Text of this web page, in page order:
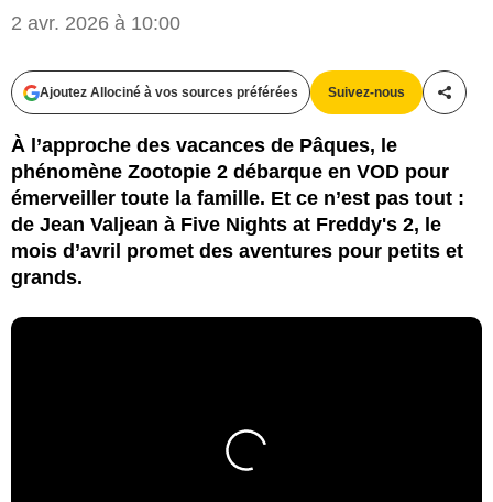
2 avr. 2026 à 10:00
Ajoutez Allociné à vos sources préférées Suivez-nous
À l’approche des vacances de Pâques, le
phénomène Zootopie 2 débarque en VOD pour
émerveiller toute la famille. Et ce n’est pas tout :
de Jean Valjean à Five Nights at Freddy's 2, le
mois d’avril promet des aventures pour petits et
grands.